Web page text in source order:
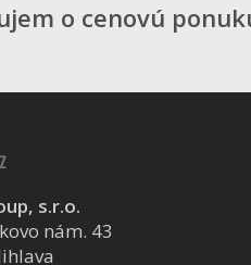
o cenovú
s.r.o.
nám. 43